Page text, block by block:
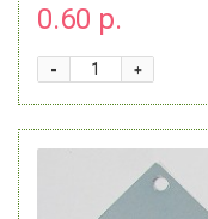
0.60 р.
+
-